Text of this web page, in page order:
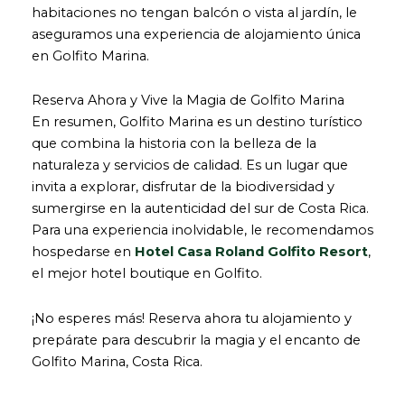
habitaciones no tengan balcón o vista al jardín, le
aseguramos una experiencia de alojamiento única
en Golfito Marina.
Reserva Ahora y Vive la Magia de Golfito Marina
En resumen, Golfito Marina es un destino turístico
que combina la historia con la belleza de la
naturaleza y servicios de calidad. Es un lugar que
invita a explorar, disfrutar de la biodiversidad y
sumergirse en la autenticidad del sur de Costa Rica.
Para una experiencia inolvidable, le recomendamos
hospedarse en Hotel Casa Roland Golfito Resort,
el mejor hotel boutique en Golfito.
¡No esperes más! Reserva ahora tu alojamiento y
prepárate para descubrir la magia y el encanto de
Golfito Marina, Costa Rica.